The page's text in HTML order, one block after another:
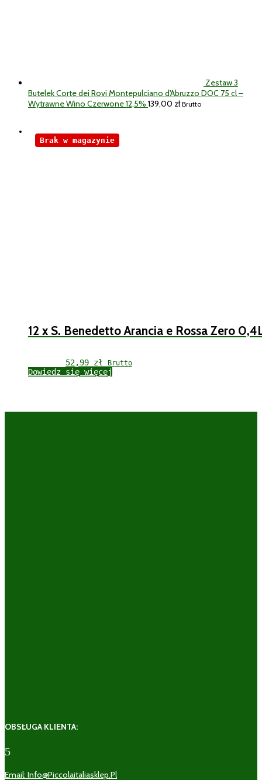
Zestaw 3
Butelek Corte dei Rovi Montepulciano d'Abruzzo DOC 75 cl –
Wytrawne Wino Czerwone 12,5% 139,00 zł Brutto
12 x S. Benedetto Arancia e Rossa Zero
52,99 zł Brutto
Dowiedz się więcej
Brak w magazynie
OBSŁUGA KLIENTA:
5
Email: Info@piccolaitaliasklep.pl